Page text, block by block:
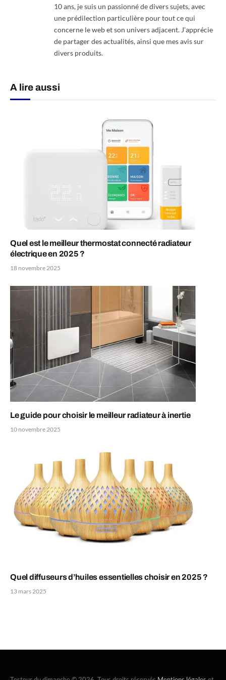
10 ans, je suis un passionné de divers sujets, avec
une prédilection particulière pour tout ce qui
concerne le web et son univers adjacent. J'apprécie
de partager des actualités, ainsi que mes avis sur
divers produits.
A lire aussi
Quel est le meilleur thermostat connecté radiateur
électrique en 2025 ?
18 novembre 2025
Le guide pour choisir le meilleur radiateur à inertie
10 novembre 2025
Quel diffuseurs d’huiles essentielles choisir en 2025 ?
13 mars 2025